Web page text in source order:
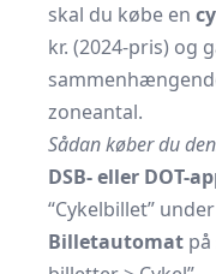
skal du købe en
kr. (2024-pris) og
zoneantal.
Sådan køber du
DSB- eller DOT-
“Cykelbillet” under
Billetautomat